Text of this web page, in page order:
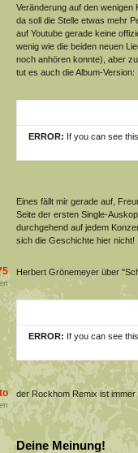
Veränderung auf den
da soll die Stelle etwas mehr
auf Youtube gerade keine
wenig wie die beiden neuen
noch anhören konnte), aber
tut es auch die Album-Version:
ERROR: If you can see
Eines fällt mir gerade auf,
Seite der ersten Single-
durchgehend auf jedem
sich die Geschichte hier nicht!
Herbert Grönemeyer über
ERROR: If you can see
der Rockhom Remix ist
Deine Meinung!